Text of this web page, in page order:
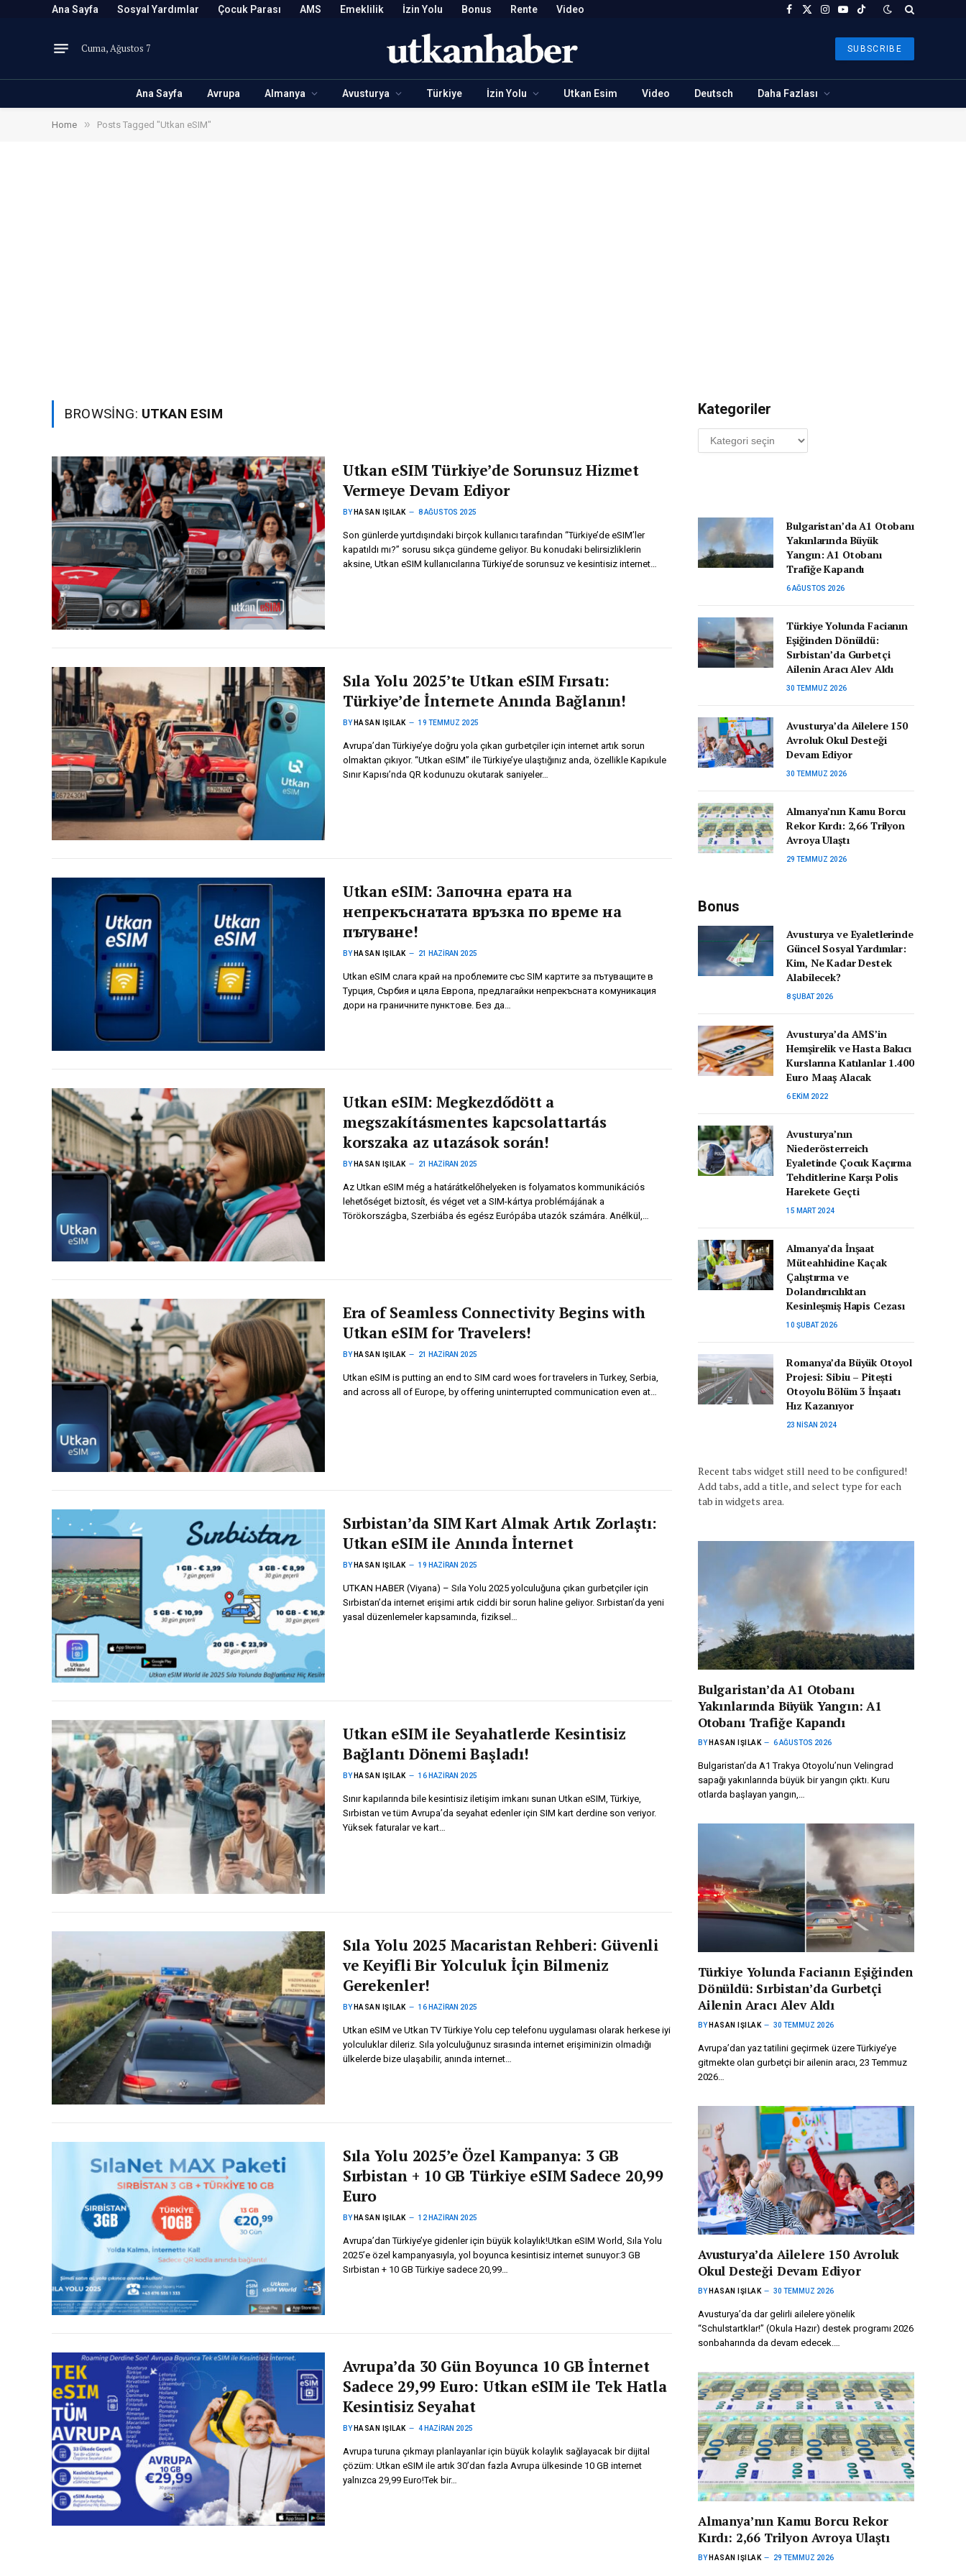
Ana Sayfa Sosyal Yardımlar Çocuk Parası AMS Emeklilik İzin Yolu Bonus Rente Video Facebook
X
Instagram
YouTubeTikTok
Cuma, Ağustos 7 SUBSCRIBE
Ana Sayfa Avrupa Almanya Avusturya Türkiye İzin Yolu Utkan Esim Video Deutsch Daha Fazlası
Home » Posts Tagged "Utkan eSIM"
BROWSING: UTKAN ESIM
Utkan eSIM Türkiye’de Sorunsuz Hizmet
Vermeye Devam Ediyor
BY HASAN IŞILAK 8 AĞUSTOS 2025
Son günlerde yurtdışındaki birçok kullanıcı tarafından “Türkiye’de eSIM’ler
kapatıldı mı?” sorusu sıkça gündeme geliyor. Bu konudaki belirsizliklerin
aksine, Utkan eSIM kullanıcılarına Türkiye’de sorunsuz ve kesintisiz internet…
Sıla Yolu 2025’te Utkan eSIM Fırsatı:
Türkiye’de İnternete Anında Bağlanın!
BY HASAN IŞILAK 19 TEMMUZ 2025
Avrupa’dan Türkiye’ye doğru yola çıkan gurbetçiler için internet artık sorun
olmaktan çıkıyor. “Utkan eSIM” ile Türkiye’ye ulaştığınız anda, özellikle Kapıkule
Sınır Kapısı’nda QR kodunuzu okutarak saniyeler…
Utkan eSIM: Започна ерата на
непрекъснатата връзка по време на
пътуване!
BY HASAN IŞILAK 21 HAZIRAN 2025
Utkan eSIM слага край на проблемите със SIM картите за пътуващите в
Турция, Сърбия и цяла Европа, предлагайки непрекъсната комуникация
дори на граничните пунктове. Без да…
Utkan eSIM: Megkezdődött a
megszakításmentes kapcsolattartás
korszaka az utazások során!
BY HASAN IŞILAK 21 HAZIRAN 2025
Az Utkan eSIM még a határátkelőhelyeken is folyamatos kommunikációs
lehetőséget biztosít, és véget vet a SIM-kártya problémájának a
Törökországba, Szerbiába és egész Európába utazók számára. Anélkül,…
Era of Seamless Connectivity Begins with
Utkan eSIM for Travelers!
BY HASAN IŞILAK 21 HAZIRAN 2025
Utkan eSIM is putting an end to SIM card woes for travelers in Turkey, Serbia,
and across all of Europe, by offering uninterrupted communication even at…
Sırbistan’da SIM Kart Almak Artık Zorlaştı:
Utkan eSIM ile Anında İnternet
BY HASAN IŞILAK 19 HAZIRAN 2025
UTKAN HABER (Viyana) – Sıla Yolu 2025 yolculuğuna çıkan gurbetçiler için
Sırbistan’da internet erişimi artık ciddi bir sorun haline geliyor. Sırbistan’da yeni
yasal düzenlemeler kapsamında, fiziksel…
Utkan eSIM ile Seyahatlerde Kesintisiz
Bağlantı Dönemi Başladı!
BY HASAN IŞILAK 16 HAZIRAN 2025
Sınır kapılarında bile kesintisiz iletişim imkanı sunan Utkan eSIM, Türkiye,
Sırbistan ve tüm Avrupa’da seyahat edenler için SIM kart derdine son veriyor.
Yüksek faturalar ve kart…
Sıla Yolu 2025 Macaristan Rehberi: Güvenli
ve Keyifli Bir Yolculuk İçin Bilmeniz
Gerekenler!
BY HASAN IŞILAK 16 HAZIRAN 2025
Utkan eSIM ve Utkan TV Türkiye Yolu cep telefonu uygulaması olarak herkese iyi
yolculuklar dileriz. Sıla yolculuğunuz sırasında internet erişiminizin olmadığı
ülkelerde bize ulaşabilir, anında internet…
Sıla Yolu 2025’e Özel Kampanya: 3 GB
Sırbistan + 10 GB Türkiye eSIM Sadece 20,99
Euro
BY HASAN IŞILAK 12 HAZIRAN 2025
Avrupa’dan Türkiye’ye gidenler için büyük kolaylık!Utkan eSIM World, Sıla Yolu
2025’e özel kampanyasıyla, yol boyunca kesintisiz internet sunuyor:3 GB
Sırbistan + 10 GB Türkiye sadece 20,99…
Avrupa’da 30 Gün Boyunca 10 GB İnternet
Sadece 29,99 Euro: Utkan eSIM ile Tek Hatla
Kesintisiz Seyahat
BY HASAN IŞILAK 4 HAZIRAN 2025
Avrupa turuna çıkmayı planlayanlar için büyük kolaylık sağlayacak bir dijital
çözüm: Utkan eSIM ile artık 30’dan fazla Avrupa ülkesinde 10 GB internet
yalnızca 29,99 Euro!Tek bir…
Kategoriler
Kategoriler
Bulgaristan’da A1 Otobanı
Yakınlarında Büyük
Yangın: A1 Otobanı
Trafiğe Kapandı
6 AĞUSTOS 2026
Türkiye Yolunda Facianın
Eşiğinden Dönüldü:
Sırbistan’da Gurbetçi
Ailenin Aracı Alev Aldı
30 TEMMUZ 2026
Avusturya’da Ailelere 150
Avroluk Okul Desteği
Devam Ediyor
30 TEMMUZ 2026
Almanya’nın Kamu Borcu
Rekor Kırdı: 2,66 Trilyon
Avroya Ulaştı
29 TEMMUZ 2026
Bonus
Avusturya ve Eyaletlerinde
Güncel Sosyal Yardımlar:
Kim, Ne Kadar Destek
Alabilecek?
8 ŞUBAT 2026
Avusturya’da AMS’in
Hemşirelik ve Hasta Bakıcı
Kurslarına Katılanlar 1.400
Euro Maaş Alacak
6 EKIM 2022
Avusturya’nın
Niederösterreich
Eyaletinde Çocuk Kaçırma
Tehditlerine Karşı Polis
Harekete Geçti
15 MART 2024
Almanya’da İnşaat
Müteahhidine Kaçak
Çalıştırma ve
Dolandırıcılıktan
Kesinleşmiş Hapis Cezası
10 ŞUBAT 2026
Romanya’da Büyük Otoyol
Projesi: Sibiu – Pitești
Otoyolu Bölüm 3 İnşaatı
Hız Kazanıyor
23 NISAN 2024
Recent tabs widget still need to be configured!
Add tabs, add a title, and select type for each
tab in widgets area.
Bulgaristan’da A1 Otobanı
Yakınlarında Büyük Yangın: A1
Otobanı Trafiğe Kapandı
BY HASAN IŞILAK 6 AĞUSTOS 2026
Bulgaristan’da A1 Trakya Otoyolu’nun Velingrad
sapağı yakınlarında büyük bir yangın çıktı. Kuru
otlarda başlayan yangın,…
Türkiye Yolunda Facianın Eşiğinden
Dönüldü: Sırbistan’da Gurbetçi
Ailenin Aracı Alev Aldı
BY HASAN IŞILAK 30 TEMMUZ 2026
Avrupa’dan yaz tatilini geçirmek üzere Türkiye’ye
gitmekte olan gurbetçi bir ailenin aracı, 23 Temmuz
2026…
Avusturya’da Ailelere 150 Avroluk
Okul Desteği Devam Ediyor
BY HASAN IŞILAK 30 TEMMUZ 2026
Avusturya’da dar gelirli ailelere yönelik
“Schulstartklar!” (Okula Hazır) destek programı 2026
sonbaharında da devam edecek.…
Almanya’nın Kamu Borcu Rekor
Kırdı: 2,66 Trilyon Avroya Ulaştı
BY HASAN IŞILAK 29 TEMMUZ 2026